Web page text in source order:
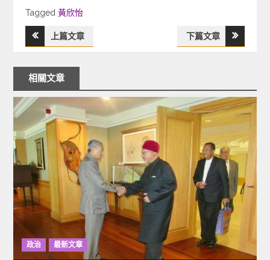
Tagged
Tagged黃欣怡
文
章
導
覽
上篇文章 下篇文章
相關文章
政治 最新文章